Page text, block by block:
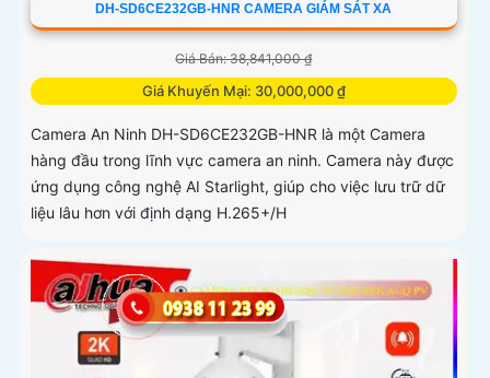
DH-SD6CE232GB-HNR CAMERA GIÁM SÁT XA
Giá Bán: 38,841,000 ₫
Giá Khuyến Mại: 30,000,000 ₫
Camera An Ninh DH-SD6CE232GB-HNR là một Camera
hàng đầu trong lĩnh vực camera an ninh. Camera này được
ứng dụng công nghệ AI Starlight, giúp cho việc lưu trữ dữ
liệu lâu hơn với định dạng H.265+/H